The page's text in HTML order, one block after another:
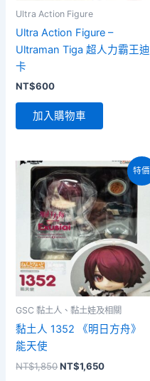
Ultra Action Figure
Ultra Action Figure –
Ultraman Tiga 超人力霸王迪
卡
NT$600
加入購物車
特價
GSC 黏土人、黏土娃及相關
黏土人 1352 《明日方舟》
能天使
NT$1,850原
NT$1,650目